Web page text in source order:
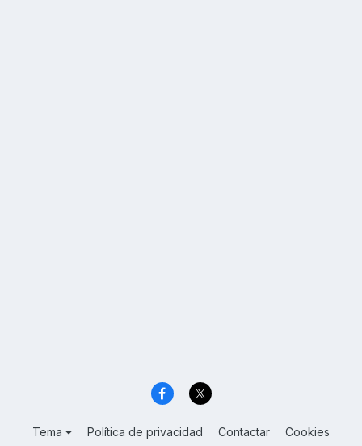
Tema Política de privacidad Contactar Cookies